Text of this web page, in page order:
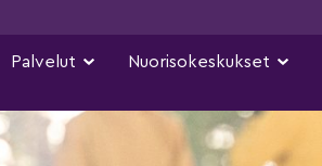
Palvelut Nuorisokeskukset